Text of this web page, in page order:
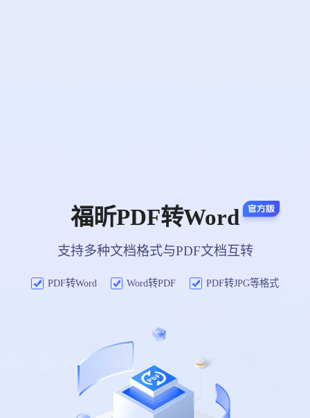
福昕PDF转Word
支持多种文档格式与PDF文档互转
PDF转Word Word转PDF PDF转JPG等格式